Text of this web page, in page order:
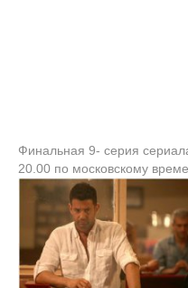
Финальная 9- серия
20.00 по московскому